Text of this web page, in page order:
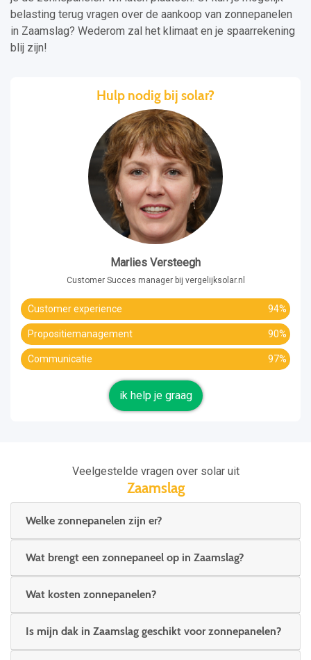
belasting terug vragen over de aankoop van zonnepanelen
in Zaamslag? Wederom zal het klimaat en je spaarrekening
blij zijn!
Hulp nodig bij solar?
Marlies Versteegh
Customer Succes manager bij vergelijksolar.nl
Customer experience 94%
Propositiemanagement 90%
Communicatie 97%
ik help je graag
Veelgestelde vragen over solar uit
Zaamslag
Welke zonnepanelen zijn er?
Wat brengt een zonnepaneel op in Zaamslag?
Wat kosten zonnepanelen?
Is mijn dak in Zaamslag geschikt voor zonnepanelen?